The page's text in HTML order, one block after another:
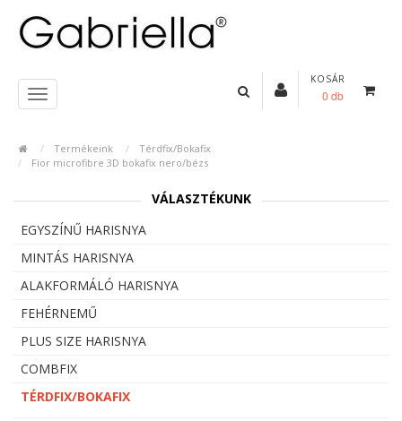
KOSÁR
0 db
Termékeink
Térdfix/Bokafix
Fior microfibre 3D bokafix nero/bézs
VÁLASZTÉKUNK
EGYSZÍNŰ HARISNYA
MINTÁS HARISNYA
ALAKFORMÁLÓ HARISNYA
FEHÉRNEMŰ
PLUS SIZE HARISNYA
COMBFIX
TÉRDFIX/BOKAFIX